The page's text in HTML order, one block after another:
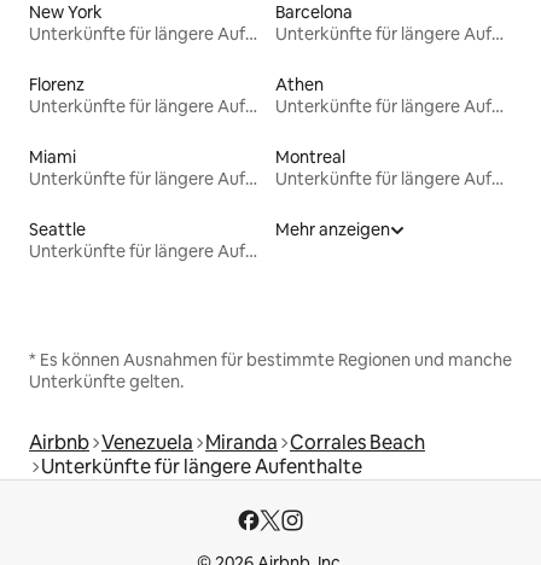
New York
Unterkünfte für längere Aufenthalte
Barcelona
Unterkünfte für längere Aufenthalte
Florenz
Unterkünfte für längere Aufenthalte
Athen
Unterkünfte für längere Aufenthalte
Miami
Unterkünfte für längere Aufenthalte
Montreal
Unterkünfte für längere Aufenthalte
Seattle
Unterkünfte für längere Aufenthalte
Mehr anzeigen
* Es können Ausnahmen für bestimmte Regionen und manche
Unterkünfte gelten.
Airbnb Venezuela Miranda Corrales Beach
Unterkünfte für längere Aufenthalte